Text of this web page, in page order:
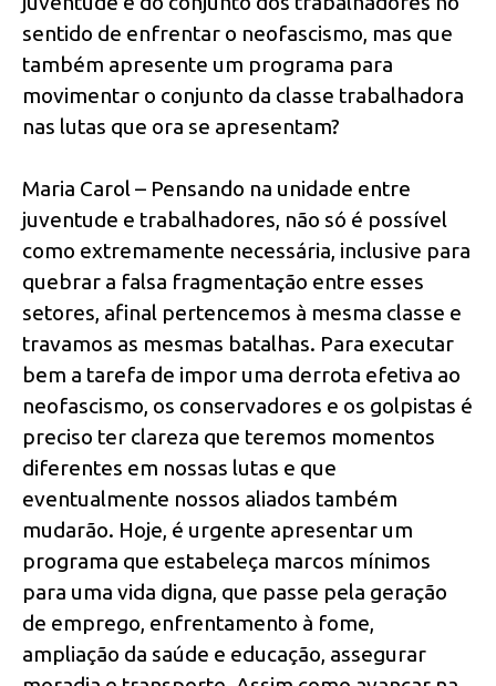
sentido de enfrentar o neofascismo, mas que
também apresente um programa para
movimentar o conjunto da classe trabalhadora
nas lutas que ora se apresentam?
Maria Carol – Pensando na unidade entre
juventude e trabalhadores, não só é possível
como extremamente necessária, inclusive para
quebrar a falsa fragmentação entre esses
setores, afinal pertencemos à mesma classe e
travamos as mesmas batalhas. Para executar
bem a tarefa de impor uma derrota efetiva ao
neofascismo, os conservadores e os golpistas é
preciso ter clareza que teremos momentos
diferentes em nossas lutas e que
eventualmente nossos aliados também
mudarão. Hoje, é urgente apresentar um
programa que estabeleça marcos mínimos
para uma vida digna, que passe pela geração
de emprego, enfrentamento à fome,
ampliação da saúde e educação, assegurar